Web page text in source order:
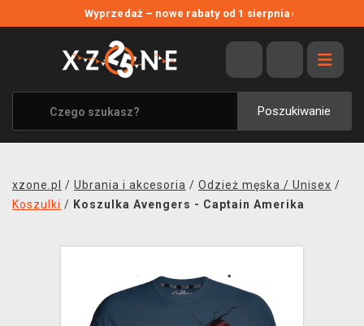
Wyprzedaż – nowe rabaty od 1 sierpnia›
Poszukiwanie
WYPRZEDAŻ
WSZYSTKIE MARKI
XZONE ORIGINALS
UBRANIA I AKCESORIA
SOUNDTRACKI
xzone.pl / Ubrania i akcesoria / Odzież męska / Unisex /
Koszulki / Koszulka Avengers - Captain Amerika